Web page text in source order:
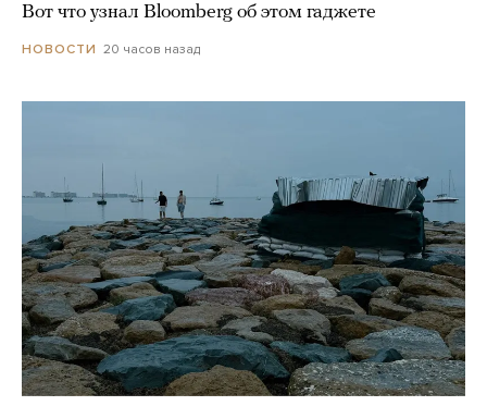
Вот что узнал Bloomberg об этом гаджете
НОВОСТИ 20 часов назад